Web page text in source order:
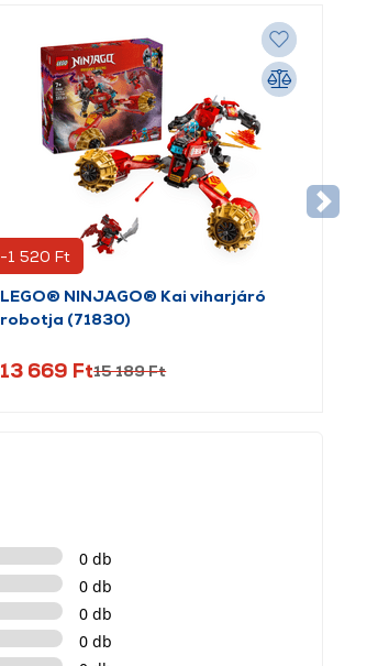
-1 520 Ft
LEGO® NINJAGO® Kai viharjáró
robotja (71830)
13 669 Ft15 189 Ft
0 db
0 db
0 db
0 db